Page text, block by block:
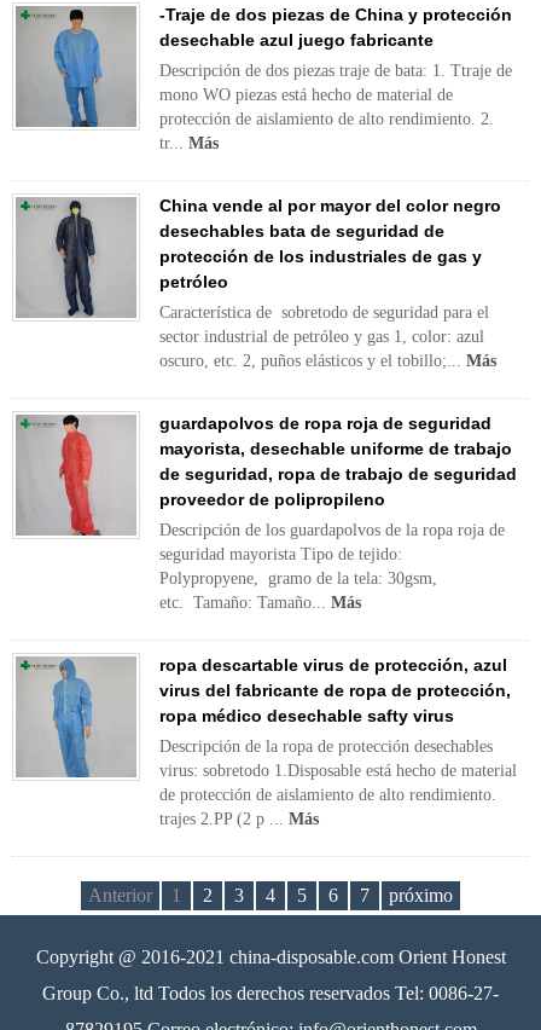
-Traje de dos piezas de China y protección
desechable azul juego fabricante
Descripción de dos piezas traje de bata: 1. Ttraje de
mono WO piezas está hecho de material de
protección de aislamiento de alto rendimiento. 2.
tr... Más
China vende al por mayor del color negro
desechables bata de seguridad de
protección de los industriales de gas y
petróleo
Característica de sobretodo de seguridad para el
sector industrial de petróleo y gas 1, color: azul
oscuro, etc. 2, puños elásticos y el tobillo;... Más
guardapolvos de ropa roja de seguridad
mayorista, desechable uniforme de trabajo
de seguridad, ropa de trabajo de seguridad
proveedor de polipropileno
Descripción de los guardapolvos de la ropa roja de
seguridad mayorista Tipo de tejido:
Polypropyene, gramo de la tela: 30gsm,
etc. Tamaño: Tamaño... Más
ropa descartable virus de protección, azul
virus del fabricante de ropa de protección,
ropa médico desechable safty virus
Descripción de la ropa de protección desechables
virus: sobretodo 1.Disposable está hecho de material
de protección de aislamiento de alto rendimiento.
trajes 2.PP (2 p ... Más
Anterior 1 2 3 4 5 6 7 próximo
Copyright @ 2016-2021 china-disposable.com Orient Honest
Group Co., ltd Todos los derechos reservados Tel: 0086-27-